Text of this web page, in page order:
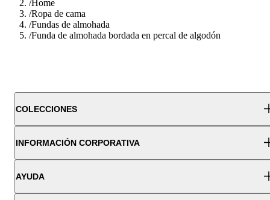
/Home
/Ropa de cama
/Fundas de almohada
/Funda de almohada bordada en percal de algodón
COLECCIONES
INFORMACIÓN CORPORATIVA
AYUDA